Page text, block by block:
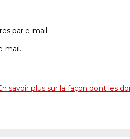
par e-mail.
mail.
savoir plus sur la façon dont les